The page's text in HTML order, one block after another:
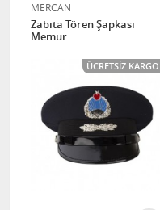
MERCAN
Zabıta Tören Şapkası
Memur
ÜCRETSIZ KARGO